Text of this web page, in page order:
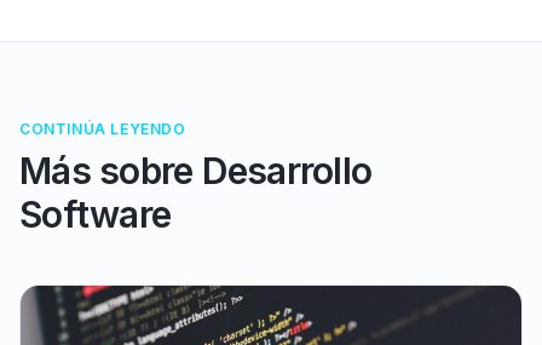
CONTINÚA LEYENDO
Más sobre Desarrollo
Software